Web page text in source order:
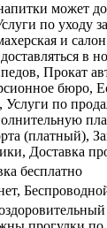
может
по уходу
и
в
Прокат
бюро,
Услуги по
(платный),
Доставка
бесплатно